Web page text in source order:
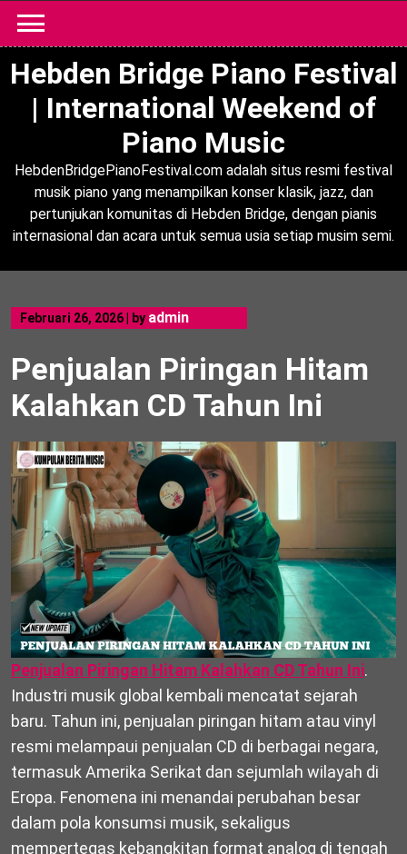
content
Hebden Bridge Piano Festival
| International Weekend of
Piano Music
HebdenBridgePianoFestival.com adalah situs resmi festival
musik piano yang menampilkan konser klasik, jazz, dan
pertunjukan komunitas di Hebden Bridge, dengan pianis
internasional dan acara untuk semua usia setiap musim semi.
Februari 26, 2026 by admin
Penjualan Piringan Hitam
Kalahkan CD Tahun Ini
Penjualan Piringan Hitam Kalahkan CD Tahun Ini.
Industri musik global kembali mencatat sejarah
baru. Tahun ini, penjualan piringan hitam atau vinyl
resmi melampaui penjualan CD di berbagai negara,
termasuk Amerika Serikat dan sejumlah wilayah di
Eropa. Fenomena ini menandai perubahan besar
dalam pola konsumsi musik, sekaligus
mempertegas kebangkitan format analog di tengah